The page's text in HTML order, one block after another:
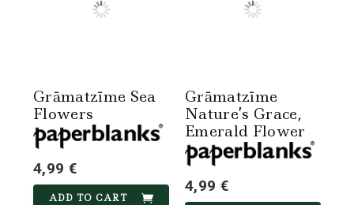
Grāmatzīme Sea
Flowers
4,99 €
ADD TO CART
Grāmatzīme
Nature’s Grace,
Emerald Flower
4,99 €